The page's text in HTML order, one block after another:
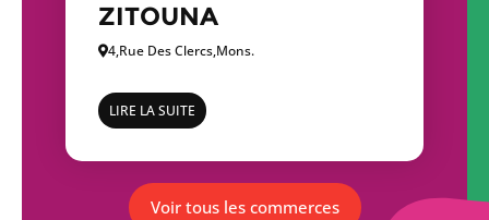
ZITOUNA
4,Rue Des Clercs,Mons.
LIRE LA SUITE
Voir tous les commerces